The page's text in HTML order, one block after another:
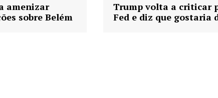
amenizar
sobre Belém
Trump volta a criticar
Fed e diz que gostaria